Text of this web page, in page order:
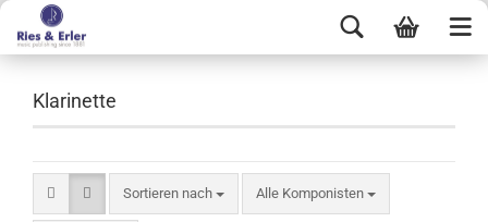
Klarinette
Sortieren nach Alle Komponisten